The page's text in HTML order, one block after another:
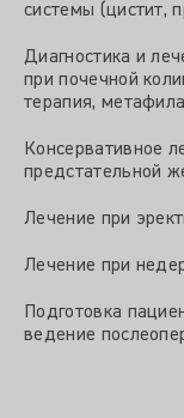
системы (цистит,
Диагностика и
при почечной
терапия,
Консервативное
предстательной
Лечение при
Лечение при
Подготовка
ведение